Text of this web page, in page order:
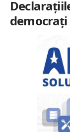
democrați